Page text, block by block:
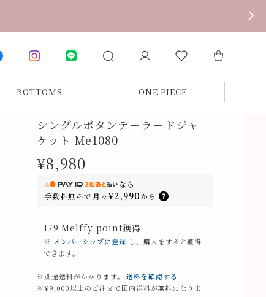
BOTTOMS ONE PIECE
シングルボタンテーラードジャ
ケット Me1080
¥8,980
なら
手数料無料で 月々¥2,990から
179 Melffy point獲得
※ メンバーシップに登録 し、購入をすると獲得
できます。
※別途送料がかかります。
送料を確認する
※¥9,000以上のご注文で国内送料が無料になりま